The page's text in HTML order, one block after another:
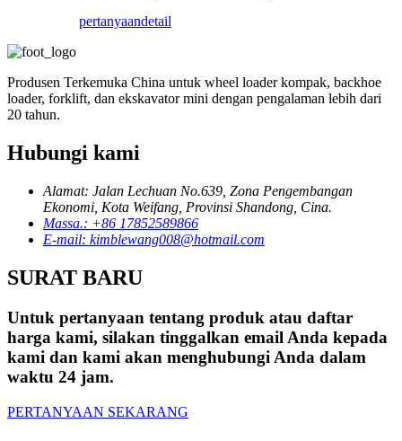
pertanyaandetail
Produsen Terkemuka China untuk wheel loader kompak, backhoe
loader, forklift, dan ekskavator mini dengan pengalaman lebih dari
20 tahun.
Hubungi kami
Alamat: Jalan Lechuan No.639, Zona Pengembangan
Ekonomi, Kota Weifang, Provinsi Shandong, Cina.
Massa.: +86 17852589866
E-mail: kimblewang008@hotmail.com
SURAT BARU
Untuk pertanyaan tentang produk atau daftar
harga kami, silakan tinggalkan email Anda kepada
kami dan kami akan menghubungi Anda dalam
waktu 24 jam.
PERTANYAAN SEKARANG